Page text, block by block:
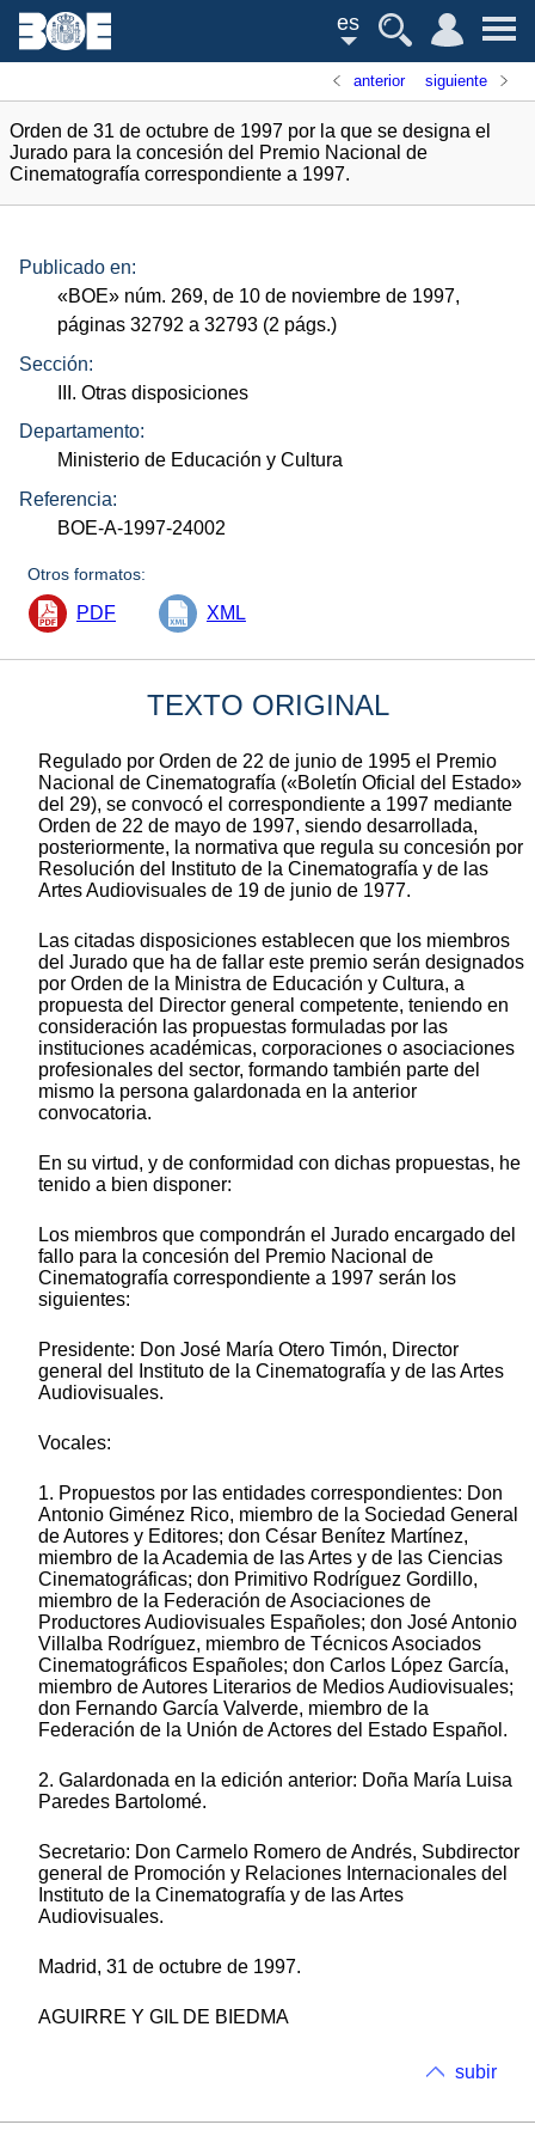
es
anterior siguiente
Orden de 31 de octubre de 1997 por la que se designa el
Jurado para la concesión del Premio Nacional de
Cinematografía correspondiente a 1997.
Publicado en:
«BOE» núm. 269, de 10 de noviembre de 1997,
páginas 32792 a 32793 (2 págs.)
Sección:
III. Otras disposiciones
Departamento:
Ministerio de Educación y Cultura
Referencia:
BOE-A-1997-24002
Otros formatos:
PDF XML
TEXTO ORIGINAL
Regulado por Orden de 22 de junio de 1995 el Premio
Nacional de Cinematografía («Boletín Oficial del Estado»
del 29), se convocó el correspondiente a 1997 mediante
Orden de 22 de mayo de 1997, siendo desarrollada,
posteriormente, la normativa que regula su concesión por
Resolución del Instituto de la Cinematografía y de las
Artes Audiovisuales de 19 de junio de 1977.
Las citadas disposiciones establecen que los miembros
del Jurado que ha de fallar este premio serán designados
por Orden de la Ministra de Educación y Cultura, a
propuesta del Director general competente, teniendo en
consideración las propuestas formuladas por las
instituciones académicas, corporaciones o asociaciones
profesionales del sector, formando también parte del
mismo la persona galardonada en la anterior
convocatoria.
En su virtud, y de conformidad con dichas propuestas, he
tenido a bien disponer:
Los miembros que compondrán el Jurado encargado del
fallo para la concesión del Premio Nacional de
Cinematografía correspondiente a 1997 serán los
siguientes:
Presidente: Don José María Otero Timón, Director
general del Instituto de la Cinematografía y de las Artes
Audiovisuales.
Vocales:
1. Propuestos por las entidades correspondientes: Don
Antonio Giménez Rico, miembro de la Sociedad General
de Autores y Editores; don César Benítez Martínez,
miembro de la Academia de las Artes y de las Ciencias
Cinematográficas; don Primitivo Rodríguez Gordillo,
miembro de la Federación de Asociaciones de
Productores Audiovisuales Españoles; don José Antonio
Villalba Rodríguez, miembro de Técnicos Asociados
Cinematográficos Españoles; don Carlos López García,
miembro de Autores Literarios de Medios Audiovisuales;
don Fernando García Valverde, miembro de la
Federación de la Unión de Actores del Estado Español.
2. Galardonada en la edición anterior: Doña María Luisa
Paredes Bartolomé.
Secretario: Don Carmelo Romero de Andrés, Subdirector
general de Promoción y Relaciones Internacionales del
Instituto de la Cinematografía y de las Artes
Audiovisuales.
Madrid, 31 de octubre de 1997.
AGUIRRE Y GIL DE BIEDMA
subir